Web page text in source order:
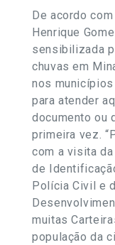
De acordo
Henrique
sensibilizada
chuvas em
nos
para atender
documento ou
primeira vez.
com a visita
de
Polícia Civil e
muitas
população da